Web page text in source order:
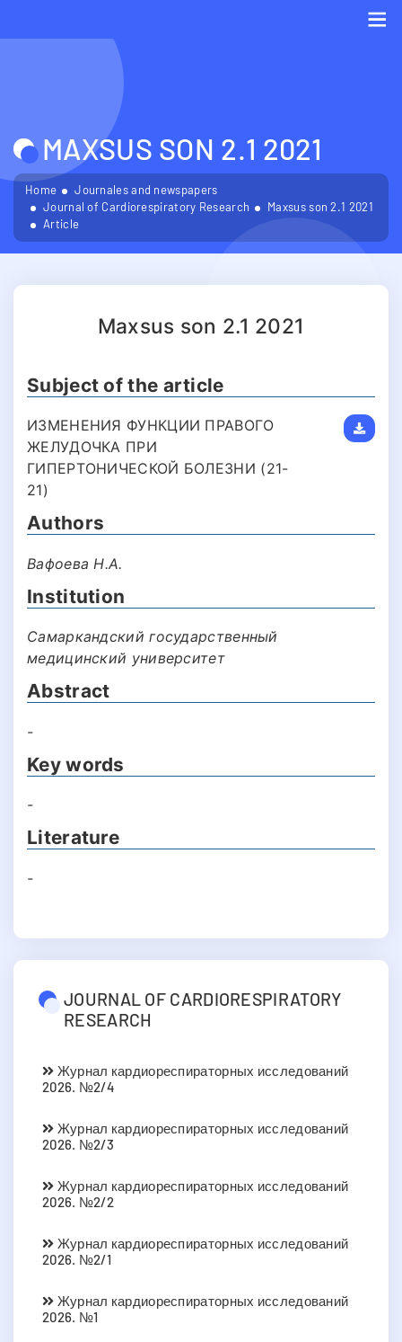
MAXSUS SON 2.1 2021
Home
Journales and newspapers
Journal of Cardiorespiratory Research
Maxsus son 2.1 2021
Article
Maxsus son 2.1 2021
Subject of the article
ИЗМЕНЕНИЯ ФУНКЦИИ ПРАВОГО
ЖЕЛУДОЧКА ПРИ
ГИПЕРТОНИЧЕСКОЙ БОЛЕЗНИ (21-
21)
Authors
Вафоева Н.А.
Institution
Самаркандский государственный
медицинский университет
Abstract
-
Key words
-
Literature
-
JOURNAL OF CARDIORESPIRATORY
RESEARCH
Журнал кардиореспираторных исследований
2026. №2/4
Журнал кардиореспираторных исследований
2026. №2/3
Журнал кардиореспираторных исследований
2026. №2/2
Журнал кардиореспираторных исследований
2026. №2/1
Журнал кардиореспираторных исследований
2026. №1